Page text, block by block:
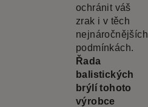
ochránit váš
zrak i v těch
nejnáročnějších
podmínkách.
Řada
balistických
brýlí tohoto
výrobce